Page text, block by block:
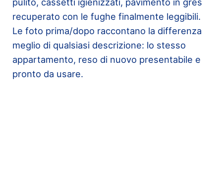
recuperato con le fughe finalmente leggibili.
Le foto prima/dopo raccontano la differenza
meglio di qualsiasi descrizione: lo stesso
appartamento, reso di nuovo presentabile e
pronto da usare.